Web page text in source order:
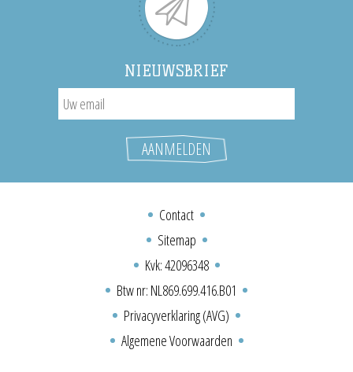
NIEUWSBRIEF
Contact
Sitemap
Kvk: 42096348
Btw nr: NL869.699.416.B01
Privacyverklaring (AVG)
Algemene Voorwaarden